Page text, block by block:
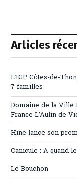
Articles
L’IGP Côtes-de-
7 familles
Domaine de la Ville
France L’Aulin de
Hine lance son
Canicule : A quand
Le Bouchon